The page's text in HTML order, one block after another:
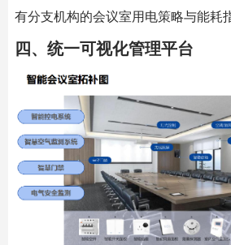
有分支机构的会议室用电策略与能耗
四、统一可视化管理平台